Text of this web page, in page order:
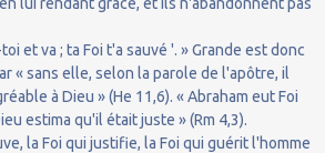
et va ; ta Foi t'a sauvé '. » Grande est donc
« sans elle, selon la parole de l'apôtre, il
à Dieu » (He 11,6). « Abraham eut Foi
estima qu'il était juste » (Rm 4,3).
la Foi qui justifie, la Foi qui guérit l'homme